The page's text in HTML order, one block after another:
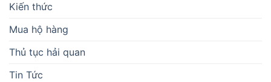
Kiến thức
Mua hộ hàng
Thủ tục hải quan
Tin Tức